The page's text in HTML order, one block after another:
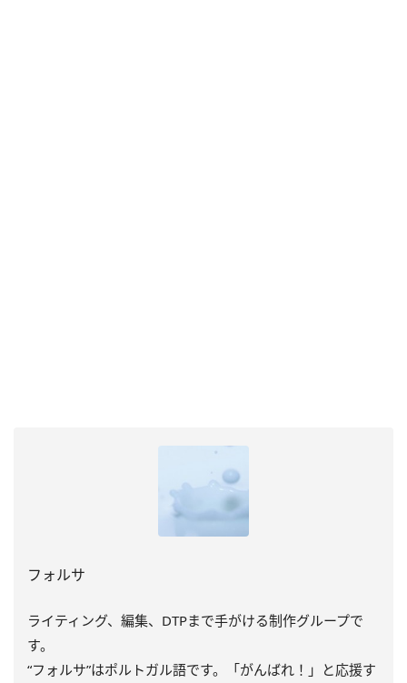
フォルサ
ライティング、編集、DTPまで手がける制作グループで
す。
“フォルサ”はポルトガル語です。「がんばれ！」と応援す